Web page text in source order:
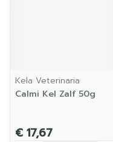
Kela Veterinaria
Calmi Kel Zalf 50g
€ 17,67